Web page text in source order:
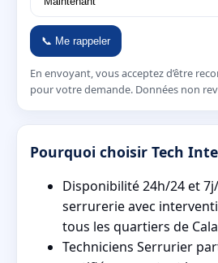
📞 Me rappeler
En envoyant, vous acceptez d’être
pour votre demande. Données non
Pourquoi choisir Tech
Disponibilité 24h/24 et
serrurerie avec
tous les quartiers de
Techniciens Serrurier